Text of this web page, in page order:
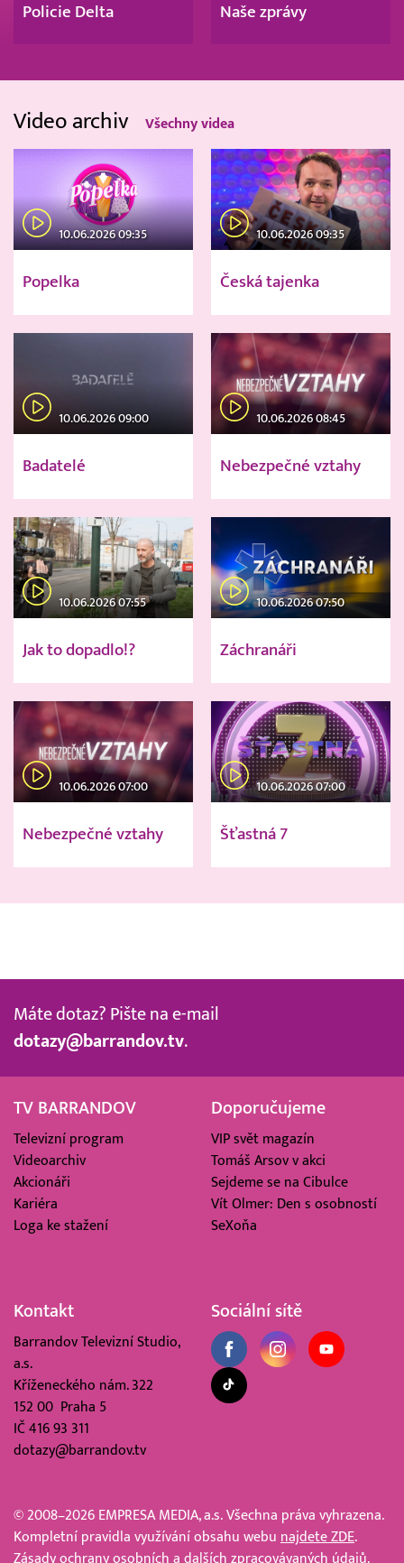
Policie Delta Naše zprávy
Video archiv Všechny videa
10.06.2026 09:35
Popelka
10.06.2026 09:35
Česká tajenka
10.06.2026 09:00
Badatelé
10.06.2026 08:45
Nebezpečné vztahy
10.06.2026 07:55
Jak to dopadlo!?
10.06.2026 07:50
Záchranáři
10.06.2026 07:00
Nebezpečné vztahy
10.06.2026 07:00
Šťastná 7
Máte dotaz? Pište na e-mail
dotazy@barrandov.tv.
TV BARRANDOV
Televizní program
Videoarchiv
Akcionáři
Kariéra
Loga ke stažení
Doporučujeme
VIP svět magazín
Tomáš Arsov v akci
Sejdeme se na Cibulce
Vít Olmer: Den s osobností
SeXoňa
Kontakt
Barrandov Televizní Studio,
a.s.
Kříženeckého nám. 322
152 00 Praha 5
IČ 416 93 311
dotazy@barrandov.tv
Sociální sítě
© 2008–2026 EMPRESA MEDIA, a.s. Všechna práva vyhrazena.
Kompletní pravidla využívání obsahu webu najdete ZDE.
Zásady ochrany osobních a dalších zpracovávaných údajů.